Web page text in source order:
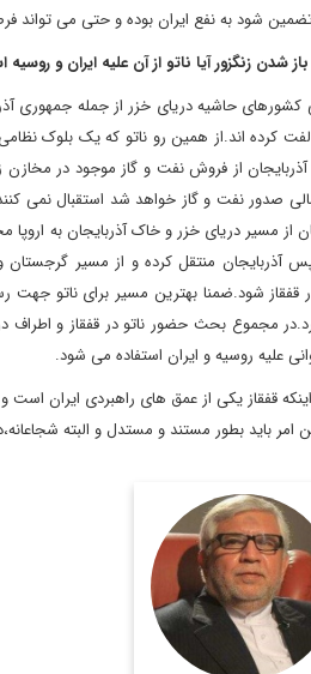
تضمین شود به نفع ایران بوده و حتی می تواند
شدن زنگزور آیا ناتو از آن علیه ایران و روسیه
کشورهای حاشیه دریای خزر از جمله جمهوری
کرده اند.از همین رو ناتو که یک بلوک
از فروش نفت و گاز موجود در مخازن
صدور نفت و گاز خواهد شد استقبال نمی
از مسیر دریای خزر و خاک آذربایجان به اروپا
آذربایجان منتقل کرده و از مسیر گرجستان و
قفقاز شود.ضمنا بهترین مسیر برای ناتو جهت
مجموع بحث حضور ناتو در قفقاز و
علیه روسیه و ایران استفاده می شود.
قفقاز یکی از عمق های راهبردی ایران
امر باید بطور مستند و مستدل و البته
محسن پاک‌آیین (زادهٔ
۱۳۳۳) سیاست‌مدار،
و نویسنده ایرانی
وی فعالیت در وزارت
را از سال ۱۳۶۰